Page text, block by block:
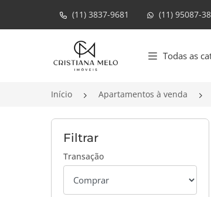
(11) 3837-9681 (11) 95087-
Página inicial
Todas as
Início Apartamentos à venda
Filtrar
Transação